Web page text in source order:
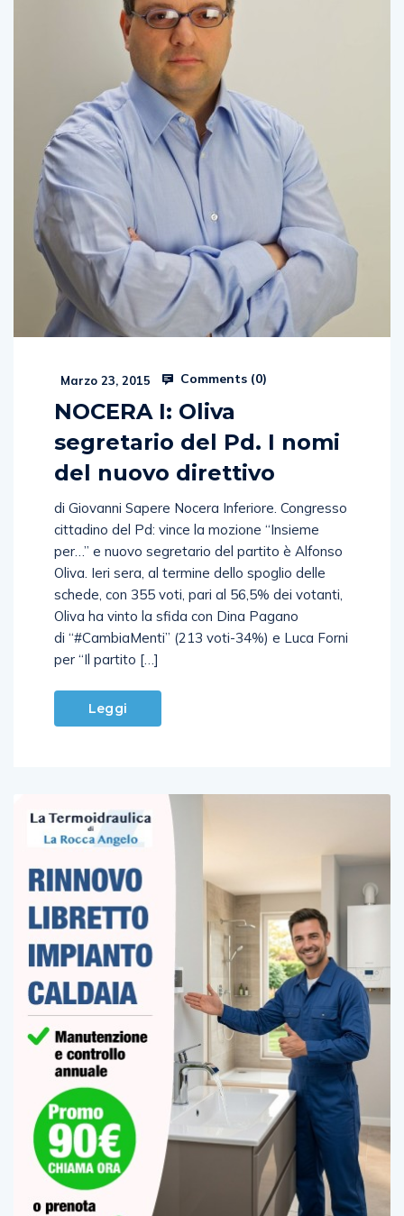
Marzo 23, 2015 Comments (0)
NOCERA I: Oliva
segretario del Pd. I nomi
del nuovo direttivo
di Giovanni Sapere Nocera Inferiore. Congresso
cittadino del Pd: vince la mozione “Insieme
per…” e nuovo segretario del partito è Alfonso
Oliva. Ieri sera, al termine dello spoglio delle
schede, con 355 voti, pari al 56,5% dei votanti,
Oliva ha vinto la sfida con Dina Pagano
di “#CambiaMenti” (213 voti-34%) e Luca Forni
per “Il partito […]
Leggi